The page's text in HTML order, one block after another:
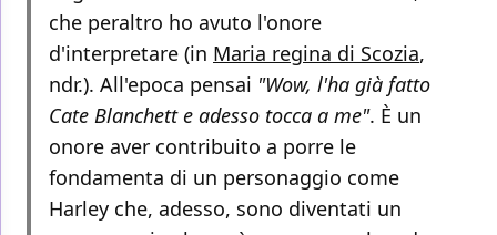
che peraltro ho avuto l'onore
d'interpretare (in Maria regina di Scozia,
ndr.). All'epoca pensai "Wow, l'ha già fatto
Cate Blanchett e adesso tocca a me". È un
onore aver contribuito a porre le
fondamenta di un personaggio come
Harley che, adesso, sono diventati un